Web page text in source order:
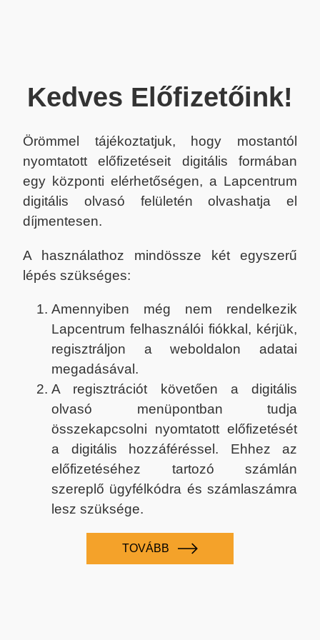
Kedves Előfizetőink!
Örömmel tájékoztatjuk, hogy mostantól
nyomtatott előfizetéseit digitális formában
egy központi elérhetőségen, a Lapcentrum
digitális olvasó felületén olvashatja el
díjmentesen.
A használathoz mindössze két egyszerű
lépés szükséges:
Amennyiben még nem rendelkezik
Lapcentrum felhasználói fiókkal, kérjük,
regisztráljon a weboldalon adatai
megadásával.
A regisztrációt követően a digitális
olvasó menüpontban tudja
összekapcsolni nyomtatott előfizetését
a digitális hozzáféréssel. Ehhez az
előfizetéséhez tartozó számlán
szereplő ügyfélkódra és számlaszámra
lesz szüksége.
TOVÁBB